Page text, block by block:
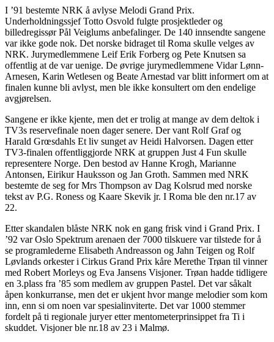
I ’91 bestemte NRK å avlyse Melodi Grand Prix.
Underholdningssjef Totto Osvold fulgte prosjektleder og
billedregissør Pål Veiglums anbefalinger. De 140 innsendte sangene
var ikke gode nok. Det norske bidraget til Roma skulle velges av
NRK. Jurymedlemmene Leif Erik Forberg og Pete Knutsen sa
offentlig at de var uenige. De øvrige jurymedlemmene Vidar Lønn-
Arnesen, Karin Wetlesen og Beate Arnestad var blitt informert om at
finalen kunne bli avlyst, men ble ikke konsultert om den endelige
avgjørelsen.
Sangene er ikke kjente, men det er trolig at mange av dem deltok i
TV3s reservefinale noen dager senere. Der vant Rolf Graf og
Harald Grœsdahls Et liv sunget av Heidi Halvorsen. Dagen etter
TV3-finalen offentliggjorde NRK at gruppen Just 4 Fun skulle
representere Norge. Den bestod av Hanne Krogh, Marianne
Antonsen, Eirikur Hauksson og Jan Groth. Sammen med NRK
bestemte de seg for Mrs Thompson av Dag Kolsrud med norske
tekst av P.G. Roness og Kaare Skevik jr. I Roma ble den nr.17 av
22.
Etter skandalen blåste NRK nok en gang frisk vind i Grand Prix. I
’92 var Oslo Spektrum arenaen der 7000 tilskuere var tilstede for å
se programlederne Elisabeth Andreasson og Jahn Teigen og Rolf
Løvlands orkester i Cirkus Grand Prix kåre Merethe Trøan til vinner
med Robert Morleys og Eva Jansens Visjoner. Trøan hadde tidligere
en 3.plass fra ’85 som medlem av gruppen Pastel. Det var såkalt
åpen konkurranse, men det er ukjent hvor mange melodier som kom
inn, enn si om noen var spesialinviterte. Det var 1000 stemmer
fordelt på ti regionale juryer etter mentometerprinsippet fra Ti i
skuddet. Visjoner ble nr.18 av 23 i Malmø.